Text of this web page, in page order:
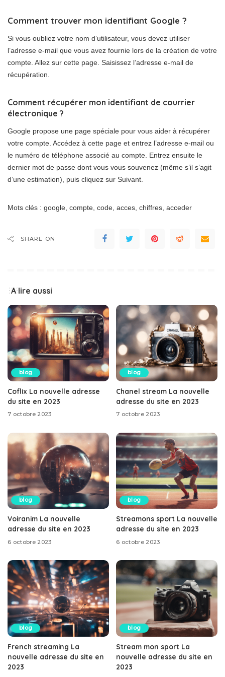
Comment trouver mon identifiant Google ?
Si vous oubliez votre nom d’utilisateur, vous devez utiliser
l’adresse e-mail que vous avez fournie lors de la création de votre
compte. Allez sur cette page. Saisissez l’adresse e-mail de
récupération.
Comment récupérer mon identifiant de courrier
électronique ?
Google propose une page spéciale pour vous aider à récupérer
votre compte. Accédez à cette page et entrez l’adresse e-mail ou
le numéro de téléphone associé au compte. Entrez ensuite le
dernier mot de passe dont vous vous souvenez (même s’il s’agit
d’une estimation), puis cliquez sur Suivant.
Mots clés : google, compte, code, acces, chiffres, acceder
SHARE ON
A lire aussi
blog
Coflix La nouvelle adresse
du site en 2023
7 octobre 2023
blog
Chanel stream La nouvelle
adresse du site en 2023
7 octobre 2023
blog
Voiranim La nouvelle
adresse du site en 2023
6 octobre 2023
blog
Streamons sport La nouvelle
adresse du site en 2023
6 octobre 2023
blog
French streaming La
nouvelle adresse du site en
2023
blog
Stream mon sport La
nouvelle adresse du site en
2023